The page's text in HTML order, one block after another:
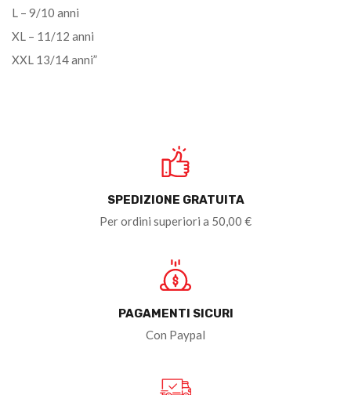
L – 9/10 anni
XL – 11/12 anni
XXL 13/14 anni”
SPEDIZIONE GRATUITA
Per ordini superiori a 50,00 €
PAGAMENTI SICURI
Con Paypal